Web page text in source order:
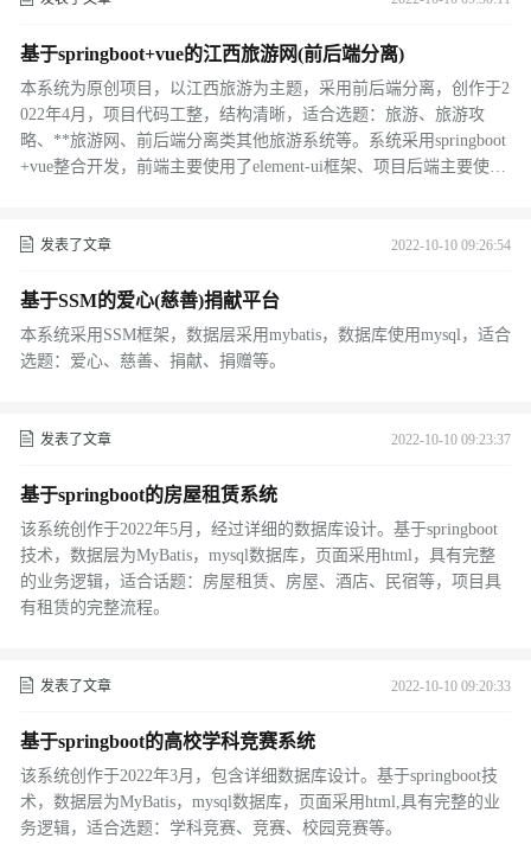
基于springboot+vue的江西旅游网(前后端分离)
本系统为原创项目，以江西旅游为主题，采用前后端分离，创作于2
022年4月，项目代码工整，结构清晰，适合选题：旅游、旅游攻
略、**旅游网、前后端分离类其他旅游系统等。系统采用springboot
+vue整合开发，前端主要使用了element-ui框架、项目后端主要使用
发表了文章 2022-10-10 09:26:54
基于SSM的爱心(慈善)捐献平台
本系统采用SSM框架，数据层采用mybatis，数据库使用mysql，适合
选题：爱心、慈善、捐献、捐赠等。
发表了文章 2022-10-10 09:23:37
基于springboot的房屋租赁系统
该系统创作于2022年5月，经过详细的数据库设计。基于springboot
技术，数据层为MyBatis，mysql数据库，页面采用html，具有完整
的业务逻辑，适合话题：房屋租赁、房屋、酒店、民宿等，项目具
有租赁的完整流程。
发表了文章 2022-10-10 09:20:33
基于springboot的高校学科竞赛系统
该系统创作于2022年3月，包含详细数据库设计。基于springboot技
术，数据层为MyBatis，mysql数据库，页面采用html,具有完整的业
务逻辑，适合选题：学科竞赛、竞赛、校园竞赛等。